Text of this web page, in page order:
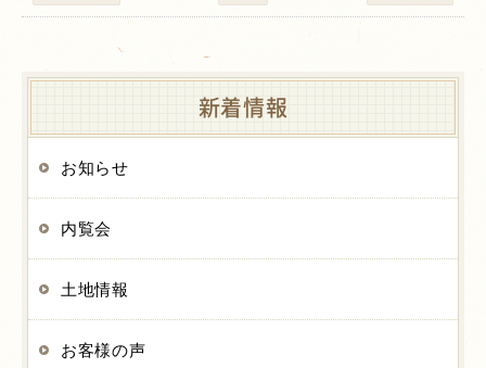
新着情報
お知らせ
内覧会
土地情報
お客様の声